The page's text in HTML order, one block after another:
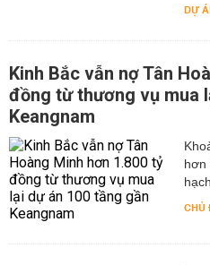
DỰ
Kinh Bắc vẫn nợ Tân
đồng từ thương vụ mua
Keangnam
hơn
CHỦ